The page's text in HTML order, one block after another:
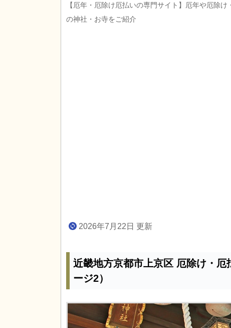
【厄年・厄除け厄払いの専門サイト】厄年や厄除
の神社・お寺をご紹介
2026年7月22日 更新
近畿地方京都市上京区 厄除け・
ージ2）